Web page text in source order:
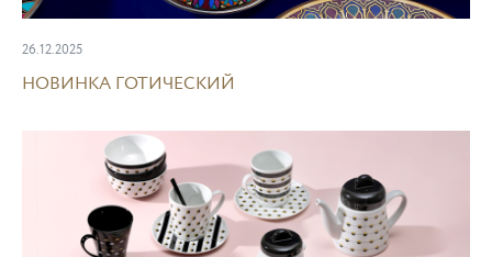
26.12.2025
НОВИНКА ГОТИЧЕСКИЙ